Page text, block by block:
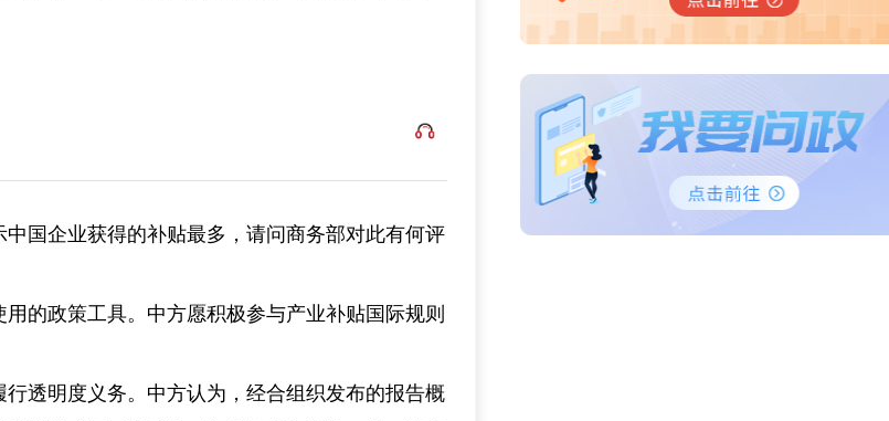
国企业获得的补贴最多，请问商务部对此有何评
的政策工具。中方愿积极参与产业补贴国际规则
透明度义务。中方认为，经合组织发布的报告概